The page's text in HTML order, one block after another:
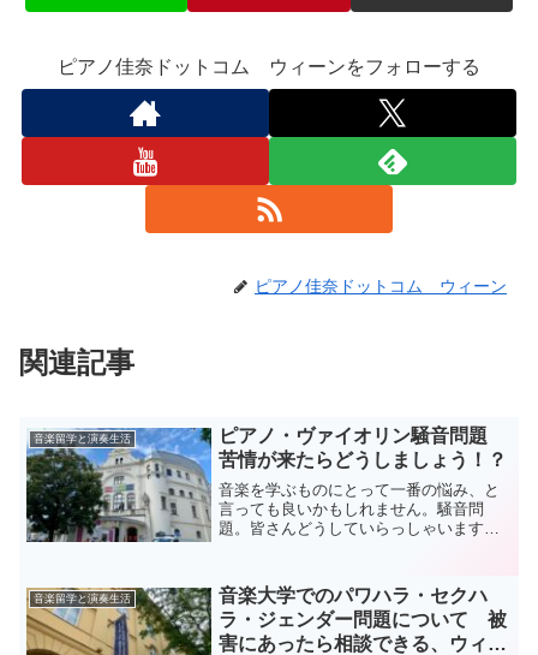
ピアノ佳奈ドットコム ウィーンをフォローする
ピアノ佳奈ドットコム ウィーン
関連記事
音楽留学と演奏生活
ピアノ・ヴァイオリン騒音問題
苦情が来たらどうしましょう！？
音楽を学ぶものにとって一番の悩み、と
言っても良いかもしれません。騒音問
題。皆さんどうしていらっしゃいます
す。ピアノ以外でも騒音が原因で怖い事
件が起きることもあるようなの...
音楽留学と演奏生活
音楽大学でのパワハラ・セクハ
ラ・ジェンダー問題について 被
害にあったら相談できる、ウィー